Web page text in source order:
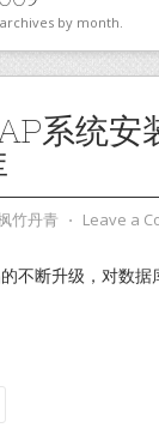
by month.
系统
竹丹青 ⋅ Leave a
不断升级，对数